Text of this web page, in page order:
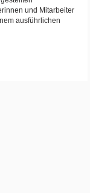
und Mitarbeiter
ausführlichen